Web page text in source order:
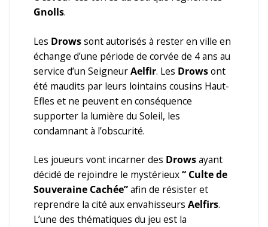
Gnolls.
Les Drowssont autorisés à rester en ville en
échange d’une période de corvée de 4 ans au
service d’un SeigneurAelfir. Les Drowsont
été maudits par leurs lointains cousins Haut-
Efles et ne peuvent en conséquence
supporter la lumière du Soleil, les
condamnant à l’obscurité.
Les joueurs vont incarner des Drowsayant
décidé de rejoindre le mystérieux“ Culte de
Souveraine Cachée”afin de résister et
reprendre la cité aux envahisseurs Aelfirs.
L’une des thématiques du jeu est la